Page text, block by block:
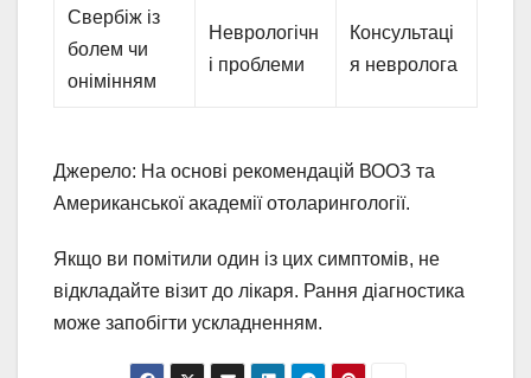
Свербіж із
болем чи
онімінням
Неврологічн
і проблеми
Консультаці
я невролога
Джерело: На основі рекомендацій ВООЗ та
Американської академії отоларингології.
Якщо ви помітили один із цих симптомів, не
відкладайте візит до лікаря. Рання діагностика
може запобігти ускладненням.